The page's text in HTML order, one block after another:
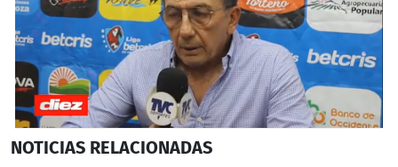
seconds
NOTICIAS RELACIONADAS